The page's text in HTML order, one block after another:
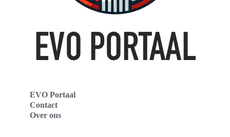
EVO Portaal
Contact
Over ons